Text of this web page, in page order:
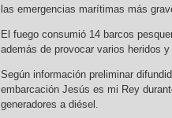
las emergencias marítimas más
El fuego consumió 14 barcos
además de provocar varios heridos
Según información preliminar
embarcación Jesús es mi Rey
generadores a diésel.